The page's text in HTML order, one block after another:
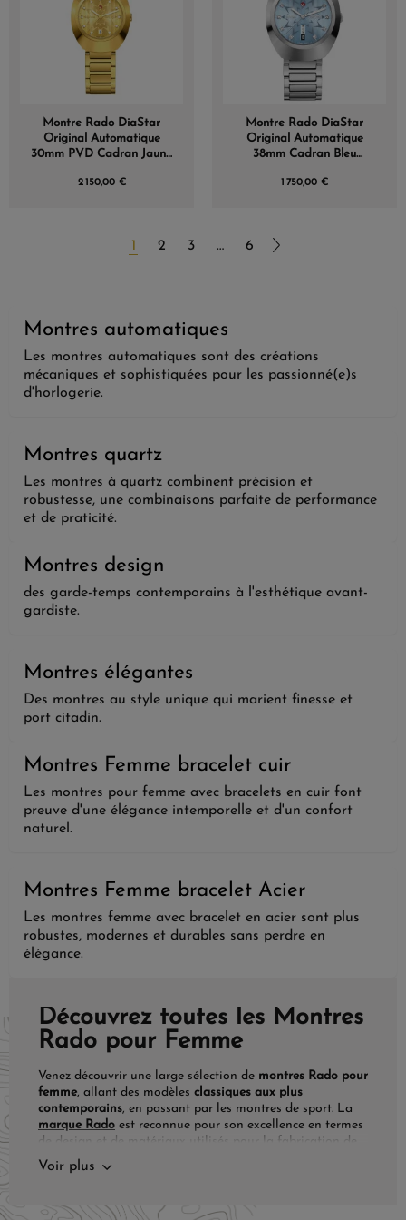
Montre Rado DiaStar
Original Automatique
30mm PVD Cadran Jaune
2 150,00 €
Montre Rado DiaStar
Original Automatique
38mm Cadran Bleu
1 750,00 €
1 2 3 … 6
Montres automatiques
Les montres automatiques sont des créations
mécaniques et sophistiquées pour les passionné(e)s
d'horlogerie.
Montres quartz
Les montres à quartz combinent précision et
robustesse, une combinaisons parfaite de performance
et de praticité.
Montres design
des garde-temps contemporains à l'esthétique avant-
gardiste.
Montres élégantes
Des montres au style unique qui marient finesse et
port citadin.
Montres Femme bracelet cuir
Les montres pour femme avec bracelets en cuir font
preuve d'une élégance intemporelle et d'un confort
naturel.
Montres Femme bracelet Acier
Les montres femme avec bracelet en acier sont plus
robustes, modernes et durables sans perdre en
élégance.
Découvrez toutes les Montres
Rado pour Femme
Venez découvrir une large sélection de montres Rado pour
femme, allant des modèles classiques aux plus
contemporains, en passant par les montres de sport. La
marque Rado est reconnue pour son excellence en termes
de design et de matériaux utilisés pour la fabrication de
ses garde-temps.
verre saphir inrayable et leur boîtier en acier inoxydable,
Voir plus